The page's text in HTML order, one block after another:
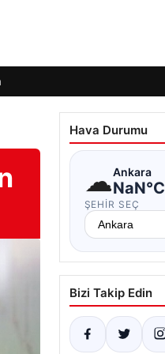
Hava Durumu
☁Ankara
NaN°C
ŞEHIR SEÇ
Bizi Takip Edin